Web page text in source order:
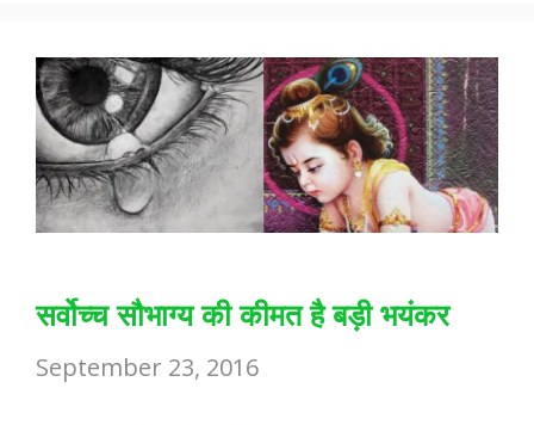
सर्वोच्च सौभाग्य की कीमत है बड़ी भयंकर
September 23, 2016